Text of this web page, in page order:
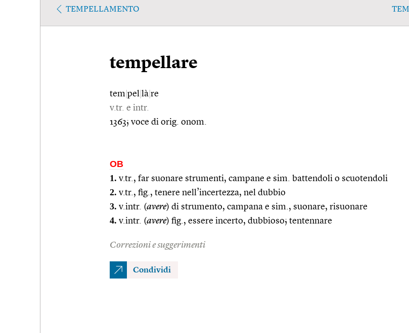
TEMPELLAMENTO
tempellare
tem pel là re
v.tr. e intr.
1363; voce di orig. onom.
OB
1. v.tr., far suonare strumenti, campane e sim. battendoli o scuotendoli
2. v.tr., fig., tenere nell’incertezza, nel dubbio
3. v.intr. (avere) di strumento, campana e sim., suonare, risuonare
4. v.intr. (avere) fig., essere incerto, dubbioso; tentennare
Correzioni e suggerimenti
Condividi